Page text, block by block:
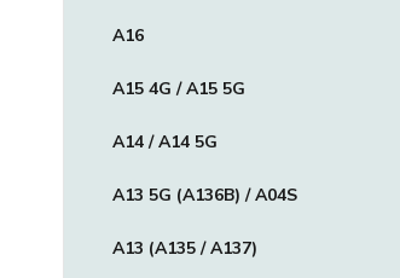
A16
A15 4G / A15 5G
A14 / A14 5G
A13 5G (A136B) / A04S
A13 (A135 / A137)